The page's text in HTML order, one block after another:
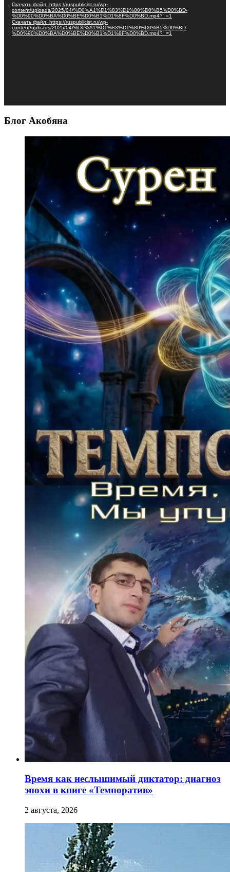
Скачать файл: https://ruspublicist.ru/wp-
content/uploads/2025/04/%D0%A1%D1%83%D1%80%D0%B5%D0%BD-
%D0%90%D0%BA%D0%BE%D0%B1%D1%8F%D0%BD.mp4?_=1
Скачать файл: https://ruspublicist.ru/wp-
content/uploads/2025/04/%D0%A1%D1%83%D1%80%D0%B5%D0%BD-
%D0%90%D0%BA%D0%BE%D0%B1%D1%8F%D0%BD.mp4?_=1
Блог Акобяна
Время как неслышимый диктатор: диагноз
эпохи в книге «Темпоратив»
2 августа, 2026